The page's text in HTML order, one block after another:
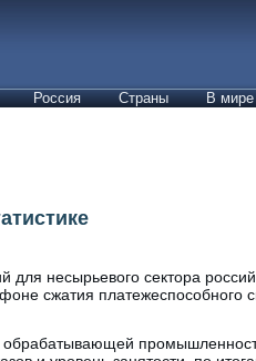
Россия Страны В мире
несырьевого сектора
сжатия платежеспособного
обрабатывающей